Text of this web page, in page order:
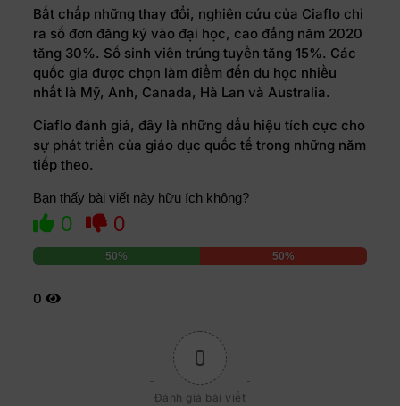
Bất chấp những thay đổi, nghiên cứu của Ciaflo chỉ
ra số đơn đăng ký vào đại học, cao đẳng năm 2020
tăng 30%. Số sinh viên trúng tuyển tăng 15%. Các
quốc gia được chọn làm điểm đến du học nhiều
nhất là Mỹ, Anh, Canada, Hà Lan và Australia.
Ciaflo đánh giá, đây là những dấu hiệu tích cực cho
sự phát triển của giáo dục quốc tế trong những năm
tiếp theo.
Bạn thấy bài viết này hữu ích không?
0 0
50% 50%
0
0
Đánh giá bài viết